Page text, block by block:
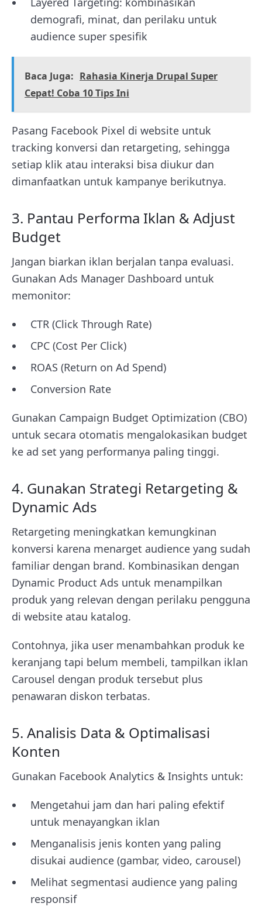
demografi, minat, dan perilaku untuk
audience super spesifik
Baca Juga: Rahasia Kinerja Drupal Super
Cepat! Coba 10 Tips Ini
Pasang Facebook Pixel di website untuk
tracking konversi dan retargeting, sehingga
setiap klik atau interaksi bisa diukur dan
dimanfaatkan untuk kampanye berikutnya.
3. Pantau Performa Iklan & Adjust
Budget
Jangan biarkan iklan berjalan tanpa evaluasi.
Gunakan Ads Manager Dashboard untuk
memonitor:
CTR (Click Through Rate)
CPC (Cost Per Click)
ROAS (Return on Ad Spend)
Conversion Rate
Gunakan Campaign Budget Optimization (CBO)
untuk secara otomatis mengalokasikan budget
ke ad set yang performanya paling tinggi.
4. Gunakan Strategi Retargeting &
Dynamic Ads
Retargeting meningkatkan kemungkinan
konversi karena menarget audience yang sudah
familiar dengan brand. Kombinasikan dengan
Dynamic Product Ads untuk menampilkan
produk yang relevan dengan perilaku pengguna
di website atau katalog.
Contohnya, jika user menambahkan produk ke
keranjang tapi belum membeli, tampilkan iklan
Carousel dengan produk tersebut plus
penawaran diskon terbatas.
5. Analisis Data & Optimalisasi
Konten
Gunakan Facebook Analytics & Insights untuk:
Mengetahui jam dan hari paling efektif
untuk menayangkan iklan
Menganalisis jenis konten yang paling
disukai audience (gambar, video, carousel)
Melihat segmentasi audience yang paling
responsif